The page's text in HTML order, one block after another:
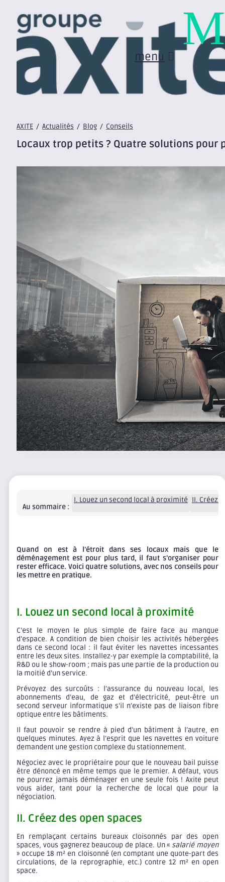
menu
AXITE / Actualités / Blog / Conseils
Locaux trop petits ? Quatre solutions pour
Au sommaire :
I. Louez un second local à proximité II. Créez
Quand on est à l’étroit dans ses locaux mais que le
déménagement est pour plus tard, il faut s’organiser pour
rester efficace. Voici quatre solutions, avec nos conseils pour
les mettre en pratique.
I. Louez un second local à proximité
C’est le moyen le plus simple de faire face au manque
d’espace. A condition de bien choisir les activités hébergées
dans ce second local : il faut éviter les navettes incessantes
entre les deux sites. Installez-y par exemple la comptabilité, la
R&D ou le show-room ; mais pas une partie de la production ou
la moitié d’un service.
Prévoyez des surcoûts : l’assurance du nouveau local, les
abonnements d’eau, de gaz et d’électricité, peut-être un
second serveur informatique s’il n’existe pas de liaison fibre
optique entre les bâtiments.
Il faut pouvoir se rendre à pied d’un bâtiment à l’autre, en
quelques minutes. Ayez à l’esprit que les navettes en voiture
demandent une gestion complexe du stationnement.
Négociez avec le propriétaire pour que le nouveau bail puisse
être dénoncé en même temps que le premier. A défaut, vous
ne pourrez jamais déménager en une seule fois ! Axite peut
vous aider, tant pour la recherche de local que pour la
négociation.
II. Créez des open spaces
En remplaçant certains bureaux cloisonnés par des open
spaces, vous gagnerez beaucoup de place. Un « salarié moyen
» occupe 18 m² en cloisonné (en comptant une quote-part des
circulations, de la reprographie, etc.) contre 12 m² en open
space.
M